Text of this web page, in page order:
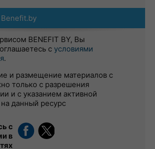
BENEFIT BY, Вы
с условиями
.
и размещение материалов с
только с разрешения
и с указанием активной
данный ресурс
с
в